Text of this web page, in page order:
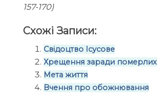
157-170)
Схожі Записи:
Свідоцтво Ісусове
Хрещення заради померлих
Мета життя
Вчення про обожнювання